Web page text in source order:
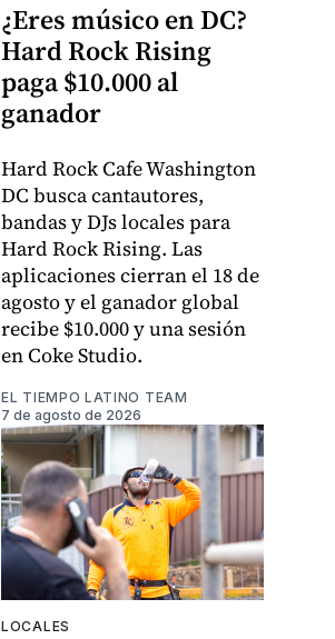
¿Eres músico en DC?
Hard Rock Rising
paga $10.000 al
ganador
Hard Rock Cafe Washington
DC busca cantautores,
bandas y DJs locales para
Hard Rock Rising. Las
aplicaciones cierran el 18 de
agosto y el ganador global
recibe $10.000 y una sesión
en Coke Studio.
EL TIEMPO LATINO TEAM
7 de agosto de 2026
LOCALES